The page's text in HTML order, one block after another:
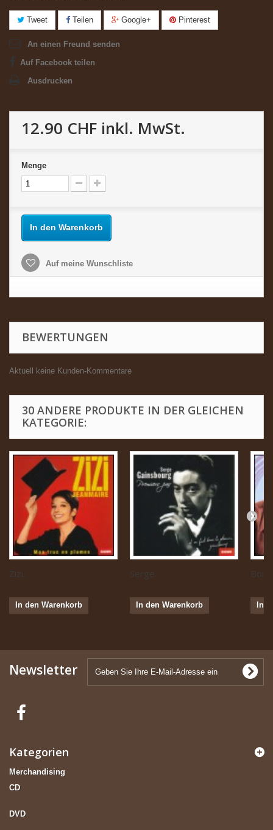
Tweet Teilen Google+ Pinterest
An einen Freund senden
Auf Facebook teilen
Ausdrucken
12.90 CHF inkl. MwSt.
Menge
In den Warenkorb
Auf meine Wunschliste
BEWERTUNGEN
Aktuell keine Kunden-Kommentare
30 ANDERE PRODUKTE IN DER GLEICHEN
KATEGORIE:
Zizi...
In den Warenkorb
Serge...
In den Warenkorb In
Newsletter
Kategorien
Merchandising
CD
DVD